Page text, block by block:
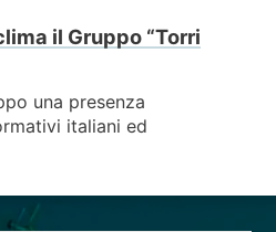
il Gruppo “Torri
una presenza
italiani ed